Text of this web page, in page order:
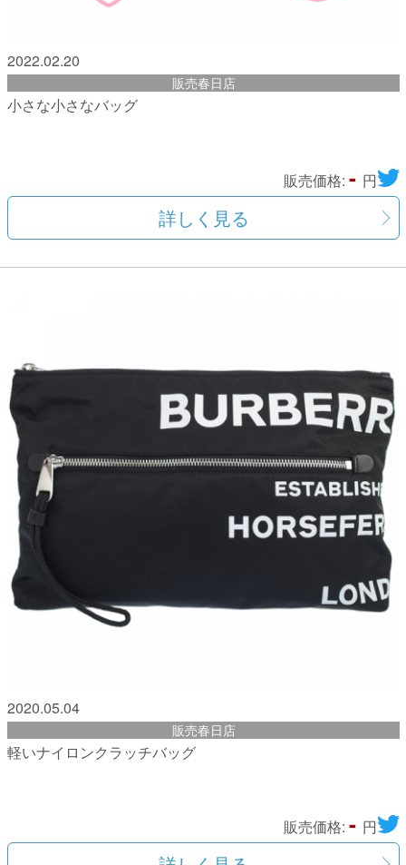
2022.02.20
販売春日店
小さな小さなバッグ
販売価格:- 円
詳しく見る
2020.05.04
販売春日店
軽いナイロンクラッチバッグ
販売価格:- 円